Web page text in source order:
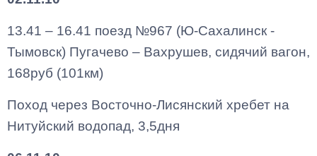
13.41 – 16.41 поезд №967 (Ю-Сахалинск -
Тымовск) Пугачево – Вахрушев, сидячий вагон,
168руб (101км)
Поход через Восточно-Лисянский хребет на
Нитуйский водопад, 3,5дня